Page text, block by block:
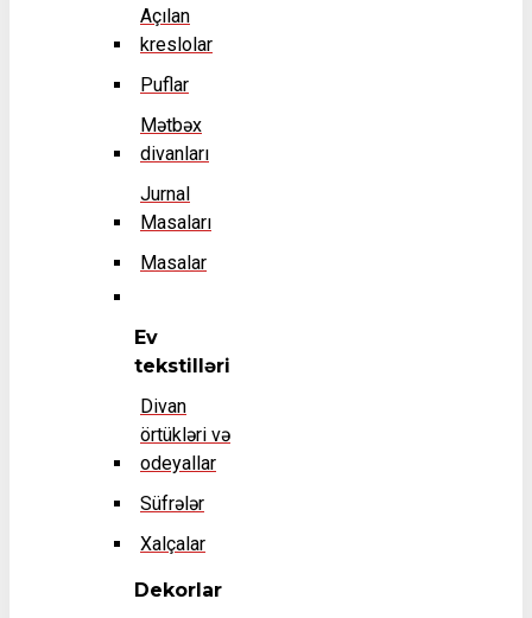
Açılan
kreslolar
Puflar
Mətbəx
divanları
Jurnal
Masaları
Masalar
Ev
tekstilləri
Divan
örtükləri və
odeyallar
Süfrələr
Xalçalar
Dekorlar